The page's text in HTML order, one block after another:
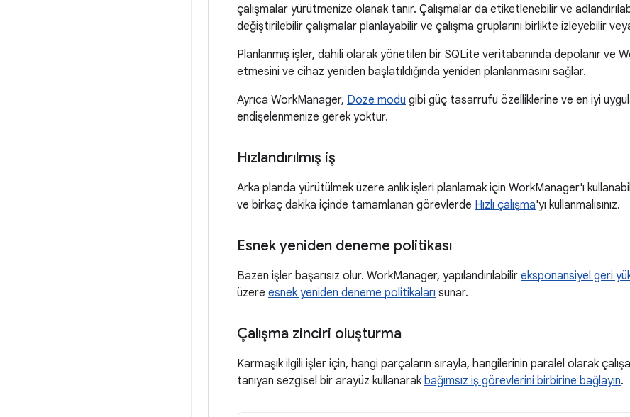
çalışmalar yürütmenize olanak tanır. Çalışmalar da etiketlenebilir ve
değiştirilebilir çalışmalar planlayabilir ve çalışma gruplarını birlikte izleyebilir
Planlanmış işler, dahili olarak yönetilen bir SQLite veritabanında depolanır ve
etmesini ve cihaz yeniden başlatıldığında yeniden planlanmasını sağlar.
Ayrıca WorkManager, Doze modu gibi güç tasarrufu özelliklerine ve en iyi
endişelenmenize gerek yoktur.
Hızlandırılmış iş
Arka planda yürütülmek üzere anlık işleri planlamak için WorkManager'ı
ve birkaç dakika içinde tamamlanan görevlerde Hızlı çalışma'yı kullanmalısınız.
Esnek yeniden deneme politikası
Bazen işler başarısız olur. WorkManager, yapılandırılabilir eksponansiyel geri
üzere esnek yeniden deneme politikaları sunar.
Çalışma zinciri oluşturma
Karmaşık ilgili işler için, hangi parçaların sırayla, hangilerinin paralel olarak
tanıyan sezgisel bir arayüz kullanarak bağımsız iş görevlerini birbirine bağlayın.